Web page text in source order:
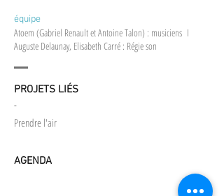
équipe
Atoem (Gabriel Renault et Antoine Talon) : musiciens I
Auguste Delaunay, Elisabeth Carré : Régie son
PROJETS LIÉS
-
Prendre l'air
AGENDA